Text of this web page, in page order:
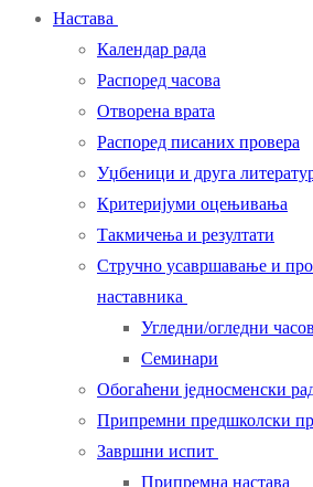
Настава
Календар рада
Распоред часова
Отворена врата
Распоред писаних провера
Уџбеници и друга
Критеријуми оцењивања
Такмичења и резултати
Стручно усавршавање и
наставника
Угледни/огледни
Семинари
Обогаћени једносменски
Припремни предшколски
Завршни испит
Припремна настава